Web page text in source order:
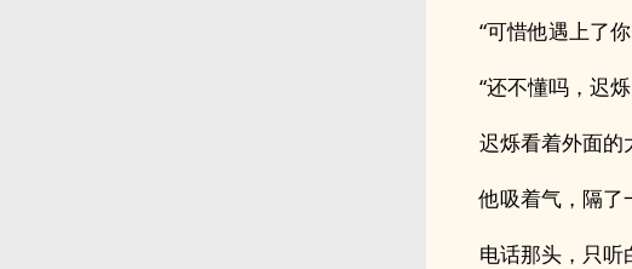
“可惜他遇上了
“还不懂吗，迟
迟烁看着外面的
他吸着气，隔了
电话那头，只听